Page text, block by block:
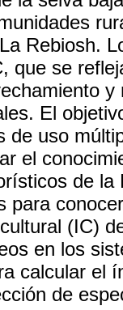
Rebiosh.
que se
El
de uso
el
de
para
(IC)
en los
calcular el
de